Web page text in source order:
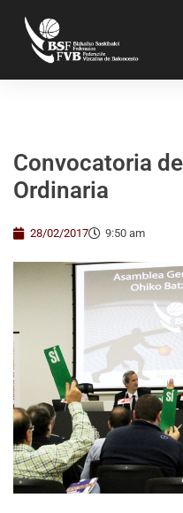
Convocatoria
Ordinaria
28/02/2017 9:50 am